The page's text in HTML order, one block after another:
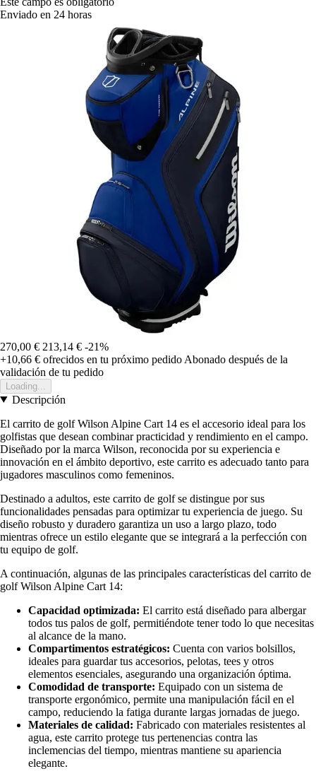
Enviado en 24 horas
270,00 € 213,14 € -21%
+10,66 € ofrecidos en tu próximo pedido Abonado después de la
validación de tu pedido
Loading...
Descripción
El carrito de golf Wilson Alpine Cart 14 es el accesorio ideal para los
golfistas que desean combinar practicidad y rendimiento en el campo.
Diseñado por la marca Wilson, reconocida por su experiencia e
innovación en el ámbito deportivo, este carrito es adecuado tanto para
jugadores masculinos como femeninos.
Destinado a adultos, este carrito de golf se distingue por sus
funcionalidades pensadas para optimizar tu experiencia de juego. Su
diseño robusto y duradero garantiza un uso a largo plazo, todo
mientras ofrece un estilo elegante que se integrará a la perfección con
tu equipo de golf.
A continuación, algunas de las principales características del carrito de
golf Wilson Alpine Cart 14:
Capacidad optimizada: El carrito está diseñado para albergar
todos tus palos de golf, permitiéndote tener todo lo que necesitas
al alcance de la mano.
Compartimentos estratégicos: Cuenta con varios bolsillos,
ideales para guardar tus accesorios, pelotas, tees y otros
elementos esenciales, asegurando una organización óptima.
Comodidad de transporte: Equipado con un sistema de
transporte ergonómico, permite una manipulación fácil en el
campo, reduciendo la fatiga durante largas jornadas de juego.
Materiales de calidad: Fabricado con materiales resistentes al
agua, este carrito protege tus pertenencias contra las
inclemencias del tiempo, mientras mantiene su apariencia
elegante.